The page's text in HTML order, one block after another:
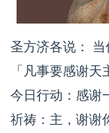
圣方济各说： 当
「凡事要感谢天
今日行动：感谢
祈祷：主，谢谢